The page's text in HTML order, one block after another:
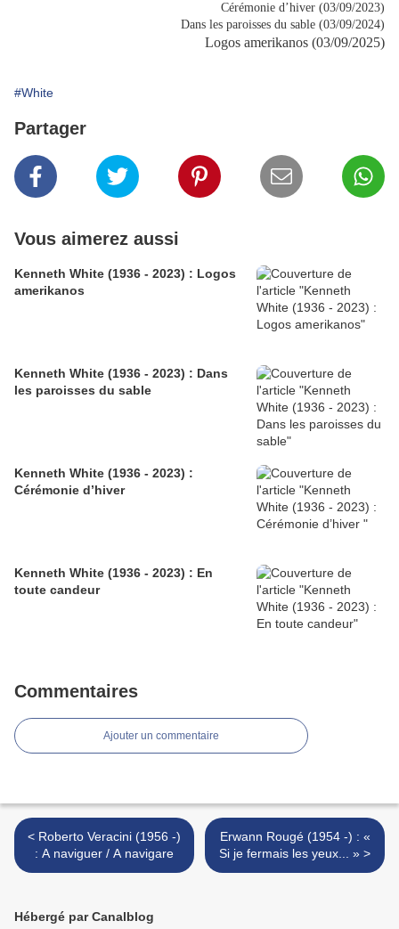
Cérémonie d’hiver (03/09/2023)
Dans les paroisses du sable (03/09/2024)
Logos amerikanos (03/09/2025)
#White
Partager
Vous aimerez aussi
Kenneth White (1936 - 2023) : Logos
amerikanos
Kenneth White (1936 - 2023) : Dans
les paroisses du sable
Kenneth White (1936 - 2023) :
Cérémonie d’hiver
Kenneth White (1936 - 2023) : En
toute candeur
Commentaires
Ajouter un commentaire
< Roberto Veracini (1956 -)
: A naviguer / A navigare
Erwann Rougé (1954 -) : «
Si je fermais les yeux... » >
Hébergé par Canalblog